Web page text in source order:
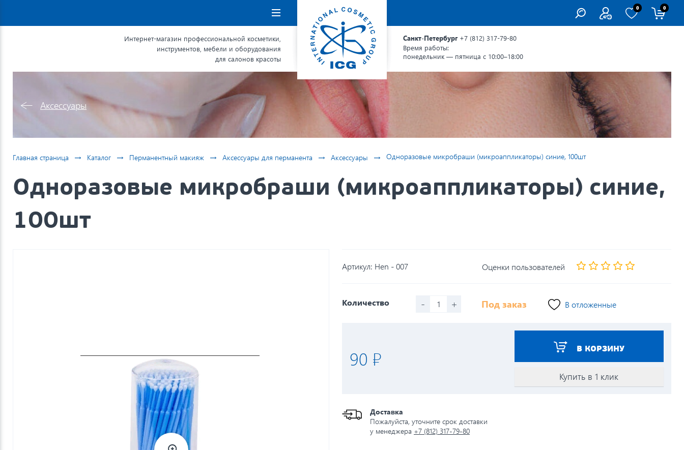
Навигация
0 0
Интернет-магазин профессиональной косметики,
инструментов, мебели и оборудования
для салонов красоты
Санкт-Петербург +7 (812) 317-79-80
Время работы:
понедельник — пятница с 10:00–18:00
Аксессуары
Главная страница → Каталог → Перманентный макияж → Аксессуары для перманента → Аксессуары → Одноразовые микробраши (микроаппликаторы) синие, 100шт
Одноразовые микробраши (микроаппликаторы) синие,
100шт
Артикул: Hen - 007 Оценки пользователей
Количество - + Под заказ В отложенные
90 ₽ В КОРЗИНУ
Купить в 1 клик
Доставка
Пожалуйста, уточните срок доставки
у менеджера +7 (812) 317-79-80